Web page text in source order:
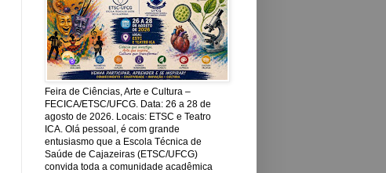
Feira de Ciências, Arte e Cultura –
FECICA/ETSC/UFCG. Data: 26 a 28 de
agosto de 2026. Locais: ETSC e Teatro
ICA. Olá pessoal, é com grande
entusiasmo que a Escola Técnica de
Saúde de Cajazeiras (ETSC/UFCG)
convida toda a comunidade acadêmica